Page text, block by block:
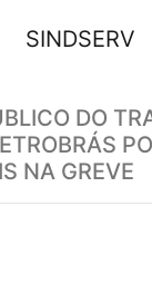
SINDSERV
DO
NA GREVE